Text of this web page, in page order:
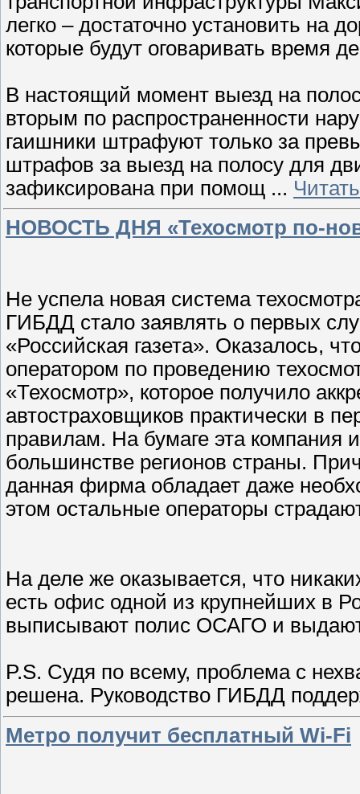
легко – достаточно установить на
которые будут оговаривать время
В настоящий момент выезд на
вторым по распространенности
гаишники штрафуют только за
штрафов за выезд на полосу для
зафиксирована при помощ ...
НОВОСТЬ ДНЯ «Техосмотр по-
Не успела новая система
ГИБДД стало заявлять о первых
«Российская газета». Оказалось,
оператором по проведению
«Техосмотр», которое получило
автостраховщиков практически в
правилам. На бумаге эта компания
большинстве регионов страны.
данная фирма обладает даже
этом остальные операторы
На деле же оказывается, что
есть офис одной из крупнейших в
выписывают полис ОСАГО и выдают
P.S. Судя по всему, проблема с
решена. Руководство ГИБДД
Метро получит бесплатный Wi-Fi